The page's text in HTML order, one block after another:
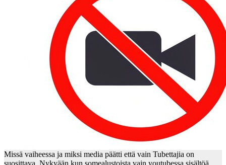
Missä vaiheessa ja miksi media päätti että vain Tubettajia on
suosittava. Nykyään kun somealustoista vain youtubessa sisältöä